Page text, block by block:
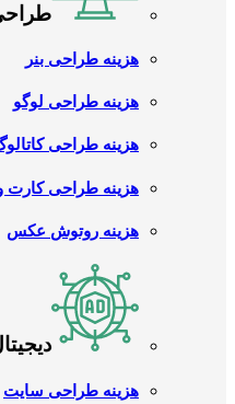
هزینه طراحی بنر
هزینه طراحی لوگو
هزینه طراحی
هزینه طراحی کارت
هزینه روتوش عکس
هزینه طراحی سایت